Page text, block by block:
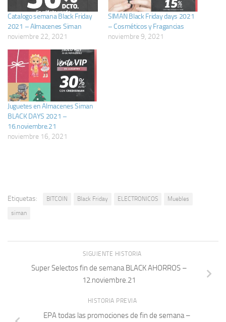
Catalogo semana Black Friday
2021 – Almacenes Siman
noviembre 22, 2021
SIMAN Black Friday days 2021
– Cosméticos y Fragancias
noviembre 9, 2021
Juguetes en Almacenes Siman
BLACK DAYS 2021 –
16.noviembre.21
noviembre 16, 2021
Etiquetas: BITCOIN Black Friday ELECTRONICOS
Muebles
siman
SIGUIENTE HISTORIA
Super Selectos fin de semana BLACK AHORROS –
12.noviembre.21
HISTORIA PREVIA
EPA todas las promociones de fin de semana –